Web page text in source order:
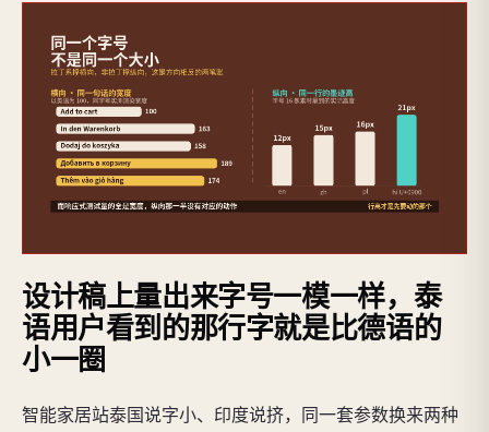
设计稿上量出来字号一模一样，泰
语用户看到的那行字就是比德语的
小一圈
智能家居站泰国说字小、印度说挤，同一套参数换来两种